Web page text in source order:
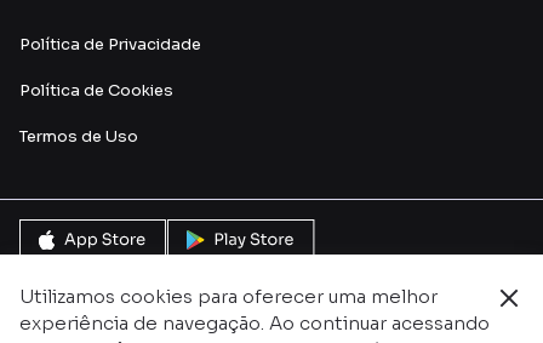
Utilizamos cookies para oferecer uma melhor
experiência de navegação. Ao continuar acessando
Política de Privacidade
Política de Cookies
Termos de Uso